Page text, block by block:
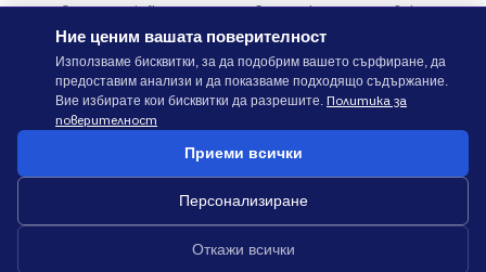
© 2026 Actiefhost. Съгласно българското търговско
законодателство цените в сайта се показват без ДДС, а ДДС се
изчислява отделно при завършване на поръчката, когато е
приложимо.
ACTIEFHOST LTD,
Докладване на злоупотреба
Ние ценим вашата поверителност
Използваме бисквитки, за да подобрим вашето сърфиране, да
предоставим анализи и да показваме подходящо съдържание.
Вие избирате кои бисквитки да разрешите. Политика за
поверителност
Приеми всички
Персонализиране
Откажи всички